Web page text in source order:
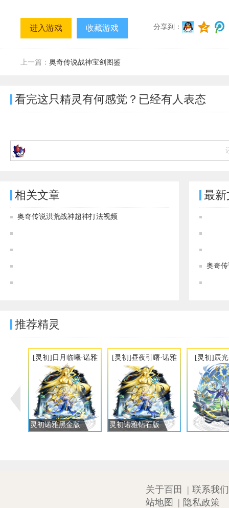
进入游戏 收藏游戏 分享到：
上一篇： 奥奇传说战神宝剑图鉴
看完这只精灵有何感觉？已经有人表态
相关文章
奥奇传说洪荒战神超神打法视频
最
奥奇
推荐精灵
[灵初]日月临曦·诺雅
灵初诺雅黑金版
[灵初]昼夜引曙·诺雅
灵初诺雅钻石版
[灵初]辰
关于百田 | 联系我们
站地图
| 隐私政策